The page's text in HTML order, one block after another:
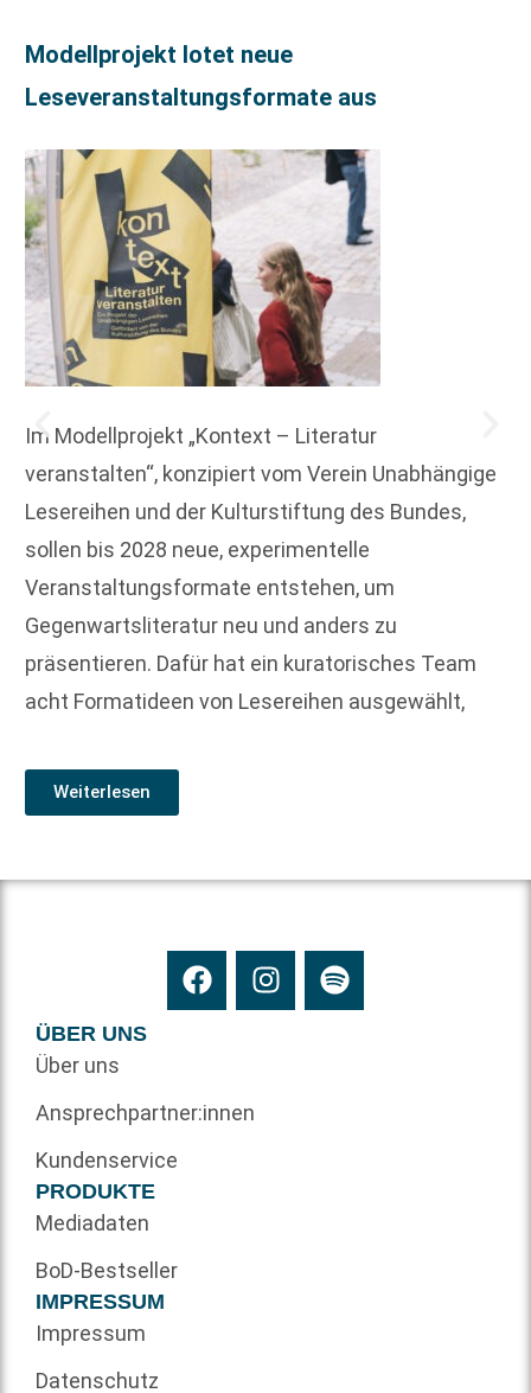
Modellprojekt lotet neue
Leseveranstaltungsformate aus
Im Modellprojekt „Kontext – Literatur
veranstalten“, konzipiert vom Verein Unabhängige
Lesereihen und der Kulturstiftung des Bundes,
sollen bis 2028 neue, experimentelle
Veranstaltungsformate entstehen, um
Gegenwartsliteratur neu und anders zu
präsentieren. Dafür hat ein kuratorisches Team
acht Formatideen von Lesereihen ausgewählt,
Weiterlesen
ÜBER UNS
Über uns
Ansprechpartner:innen
Kundenservice
PRODUKTE
Mediadaten
BoD-Bestseller
IMPRESSUM
Impressum
Datenschutz